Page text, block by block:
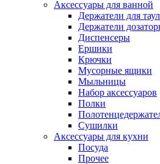
Аксессуары для ванной
Держатели для
Держатели
Диспенсеры
Ершики
Крючки
Мусорные ящики
Мыльницы
Набор аксессуаров
Полки
Сушилки
Аксессуары для кухни
Посуда
Прочее